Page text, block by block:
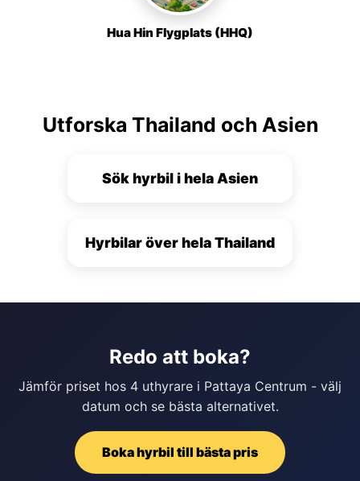
Hua Hin Flygplats (HHQ)
Utforska Thailand och Asien
Sök hyrbil i hela Asien
Hyrbilar över hela Thailand
Redo att boka?
Jämför priset hos 4 uthyrare i Pattaya Centrum - välj
datum och se bästa alternativet.
Boka hyrbil till bästa pris